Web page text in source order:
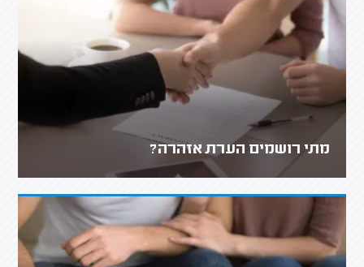
מתי רושמים הערת אזהרה?